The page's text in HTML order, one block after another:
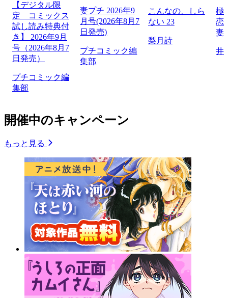
【デジタル限
定 コミックス
試し読み特典付
き】 2026年9月
号（2026年8月7
日発売）
プチコミック編
集部
妻プチ 2026年9
月号(2026年8月7
日発売)
プチコミック編
集部
こんなの、しら
ない 23
梨月詩
極
恋
妻
井
開催中のキャンペーン
もっと見る